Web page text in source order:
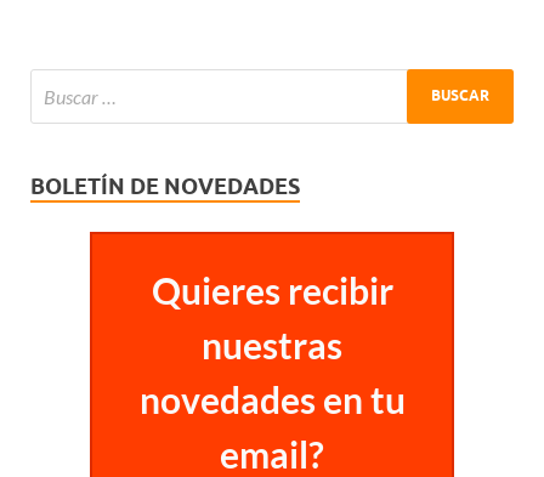
BOLETÍN DE NOVEDADES
Quieres recibir
nuestras
novedades en tu
email?